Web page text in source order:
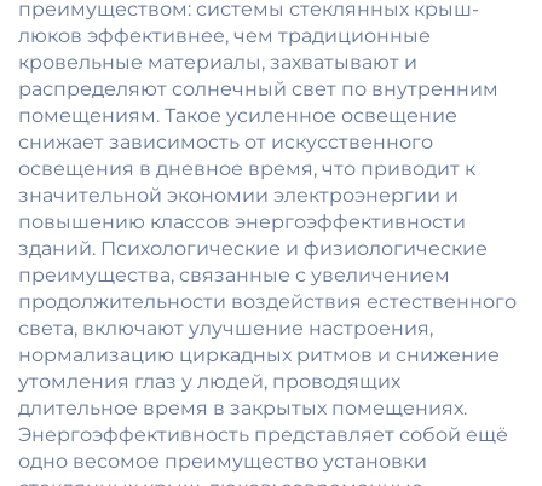
преимуществом: системы стеклянных крыш-
люков эффективнее, чем традиционные
кровельные материалы, захватывают и
распределяют солнечный свет по внутренним
помещениям. Такое усиленное освещение
снижает зависимость от искусственного
освещения в дневное время, что приводит к
значительной экономии электроэнергии и
повышению классов энергоэффективности
зданий. Психологические и физиологические
преимущества, связанные с увеличением
продолжительности воздействия естественного
света, включают улучшение настроения,
нормализацию циркадных ритмов и снижение
утомления глаз у людей, проводящих
длительное время в закрытых помещениях.
Энергоэффективность представляет собой ещё
одно весомое преимущество установки